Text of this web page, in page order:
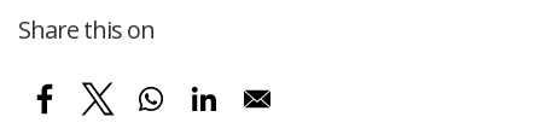
Share this on